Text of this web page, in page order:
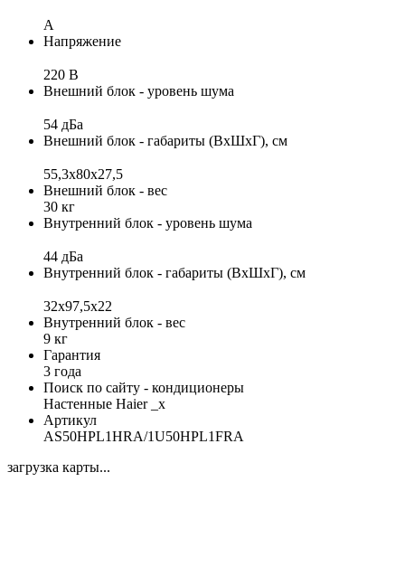
A
Напряжение
220 В
Внешний блок - уровень шума
54 дБа
Внешний блок - габариты (ВхШхГ), см
55,3x80x27,5
Внешний блок - вес
30 кг
Внутренний блок - уровень шума
44 дБа
Внутренний блок - габариты (ВхШхГ), см
32х97,5х22
Внутренний блок - вес
9 кг
Гарантия
3 года
Поиск по сайту - кондиционеры
Настенные Haier _x
Артикул
AS50HPL1HRA/1U50HPL1FRA
загрузка карты...